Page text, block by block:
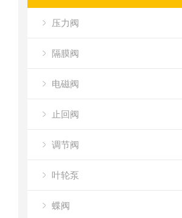
压力阀
隔膜阀
电磁阀
止回阀
调节阀
叶轮泵
蝶阀